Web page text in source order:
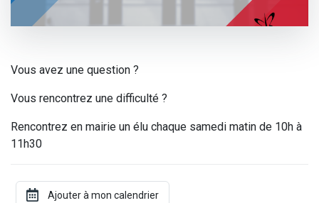
Vous avez une question ?
Vous rencontrez une difficulté ?
Rencontrez en mairie un élu chaque samedi matin de 10h à
11h30